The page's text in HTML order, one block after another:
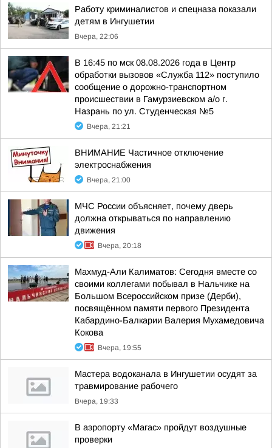
Работу криминалистов и спецназа показали
детям в Ингушетии
Вчера, 22:06
В 16:45 по мск 08.08.2026 года в Центр
обработки вызовов «Служба 112» поступило
сообщение о дорожно-транспортном
происшествии в Гамурзиевском а/о г.
Назрань по ул. Студенческая №5
Вчера, 21:21
ВНИМАНИЕ Частичное отключение
электроснабжения
Вчера, 21:00
МЧС России объясняет, почему дверь
должна открываться по направлению
движения
Вчера, 20:18
Махмуд-Али Калиматов: Сегодня вместе со
своими коллегами побывал в Нальчике на
Большом Всероссийском призе (Дерби),
посвящённом памяти первого Президента
Кабардино-Балкарии Валерия Мухамедовича
Кокова
Вчера, 19:55
Мастера водоканала в Ингушетии осудят за
травмирование рабочего
Вчера, 19:33
В аэропорту «Магас» пройдут воздушные
проверки